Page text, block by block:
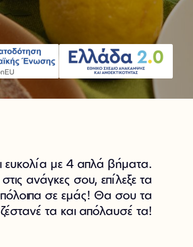
με 4 απλά βήματα.
ανάγκες σου, επίλεξε τα
σε εμάς! Θα σου τα
τα και απόλαυσέ τα!